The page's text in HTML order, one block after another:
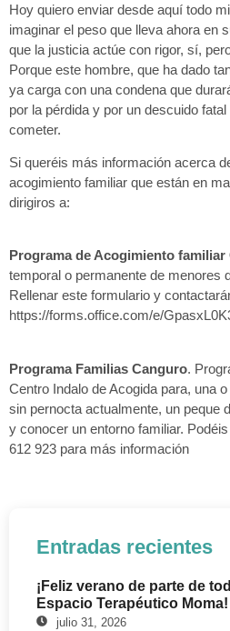
Hoy quiero enviar desde aquí todo
imaginar el peso que lleva ahora en
que la justicia actúe con rigor, sí,
Porque este hombre, que ha dado
ya carga con una condena que
por la pérdida y por un descuido
cometer.
Si queréis más información acerca
acogimiento familiar que están en
dirigiros a:
Programa de Acogimiento familiar
temporal o permanente de menores
Rellenar este formulario y
https://forms.office.com/e/
Programa Familias Canguro.
Centro Indalo de Acogida para, una
sin pernocta actualmente, un peque
y conocer un entorno familiar.
612 923 para más información
Entradas recientes
¡Feliz verano de parte de
Espacio Terapéutico Moma!
julio 31, 2026